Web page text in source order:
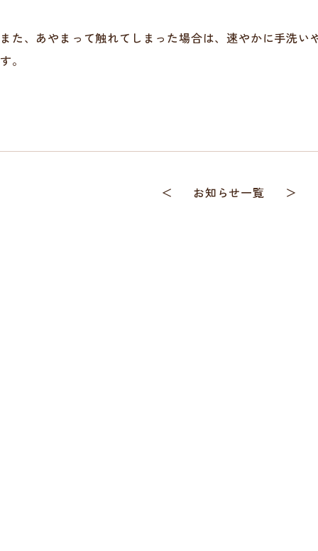
また、あやまって触れてしまった場合は、速やかに手洗
す。
＜ お知らせ一覧 ＞